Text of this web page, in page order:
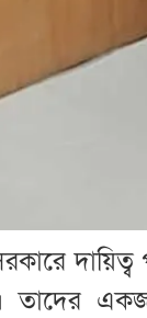
দায়িত্ব
তাদের